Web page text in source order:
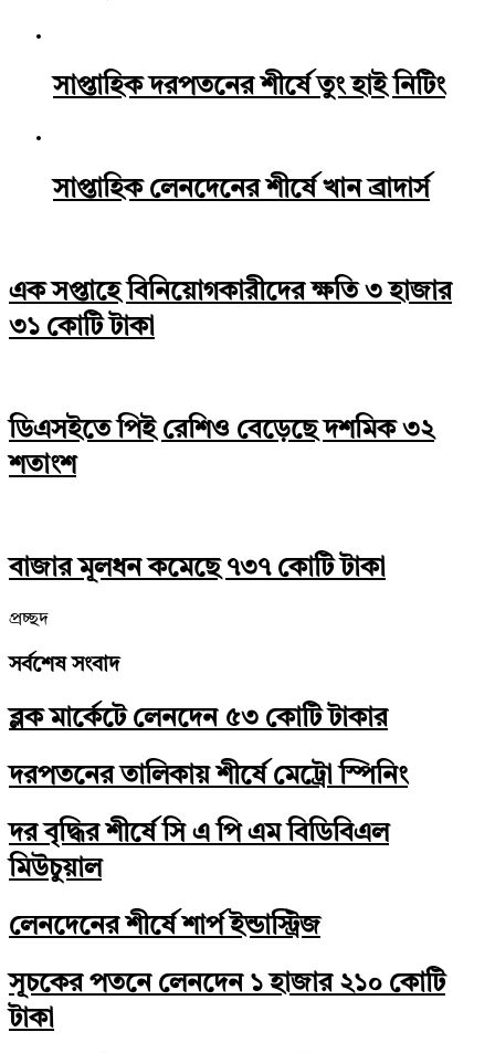
সাপ্তাহিক দরপতনের শীর্ষে তুং হাই নিটিং
সাপ্তাহিক লেনদেনের শীর্ষে খান ব্রাদার্স
এক সপ্তাহে বিনিয়োগকারীদের ক্ষতি ৩ হাজার
৩১ কোটি টাকা
ডিএসইতে পিই রেশিও বেড়েছে দশমিক ৩২
শতাংশ
বাজার মূলধন কমেছে ৭৩৭ কোটি টাকা
প্রচ্ছদ
সর্বশেষ সংবাদ
ব্লক মার্কেটে লেনদেন ৫৩ কোটি টাকার
দরপতনের তালিকায় শীর্ষে মেট্রো স্পিনিং
দর বৃদ্ধির শীর্ষে সি এ পি এম বিডিবিএল
মিউচুয়াল
লেনদেনের শীর্ষে শার্প ইন্ডাস্ট্রিজ
সূচকের পতনে লেনদেন ১ হাজার ২১০ কোটি
টাকা